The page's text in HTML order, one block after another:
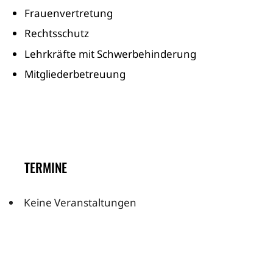
Frauenvertretung
Rechtsschutz
Lehrkräfte mit Schwerbehinderung
Mitgliederbetreuung
TERMINE
Keine Veranstaltungen